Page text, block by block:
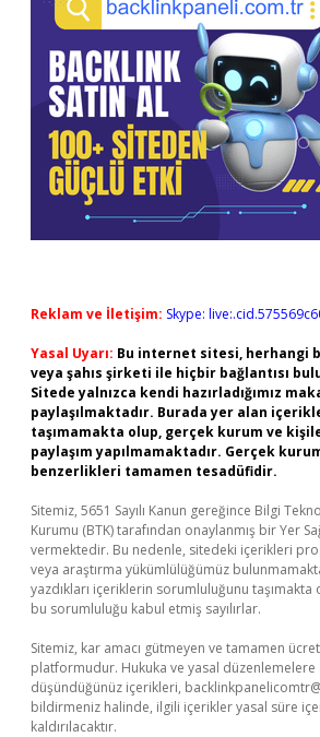
Reklam ve İletişim: Skype:
Yasal Uyarı: Bu internet sitesi, herhangi
veya şahıs şirketi ile hiçbir bağlantısı
Sitede yalnızca kendi hazırladığımız
paylaşılmaktadır. Burada yer alan
taşımamakta olup, gerçek kurum ve
paylaşım yapılmamaktadır. Gerçek
benzerlikleri tamamen tesadüfidir.
Sitemiz, 5651 Sayılı Kanun gereğince Bilgi
Kurumu (BTK) tarafından onaylanmış bir Yer
vermektedir. Bu nedenle, sitedeki içerikleri
veya araştırma yükümlülüğümüz
yazdıkları içeriklerin sorumluluğunu
bu sorumluluğu kabul etmiş sayılırlar.
Sitemiz, kar amacı gütmeyen ve tamamen
platformudur. Hukuka ve yasal düzenlemelere
düşündüğünüz içerikleri,
bildirmeniz halinde, ilgili içerikler yasal süre
kaldırılacaktır.